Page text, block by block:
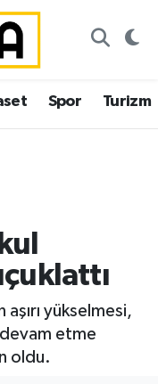
Spor Turizm
yükselmesi,
etme
oldu.